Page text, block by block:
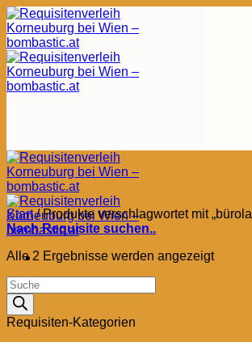
Zum
Inhalt
springen
Start /Produkte verschlagwortet mit
Nach Requisite suchen..
Alle 2 Ergebnisse werden angezeigtNach
Products
search
Requisiten-Kategorien